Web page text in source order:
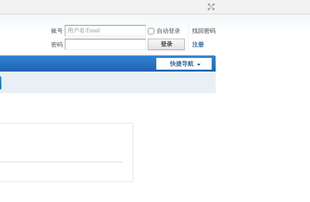
账号 自动登录
找回密码
密码
登录 注册
快捷导航